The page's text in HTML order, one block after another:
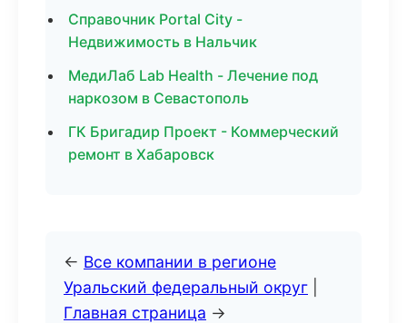
Справочник Portal City -
Недвижимость в Нальчик
МедиЛаб Lab Health - Лечение под
наркозом в Севастополь
ГК Бригадир Проект - Коммерческий
ремонт в Хабаровск
← Все компании в регионе
Уральский федеральный округ
Главная страница →